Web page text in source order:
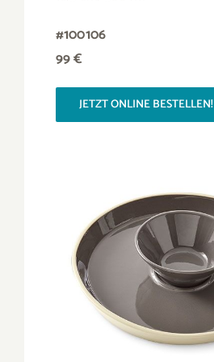
#100106
99 €
JETZT ONLINE BESTELLEN!